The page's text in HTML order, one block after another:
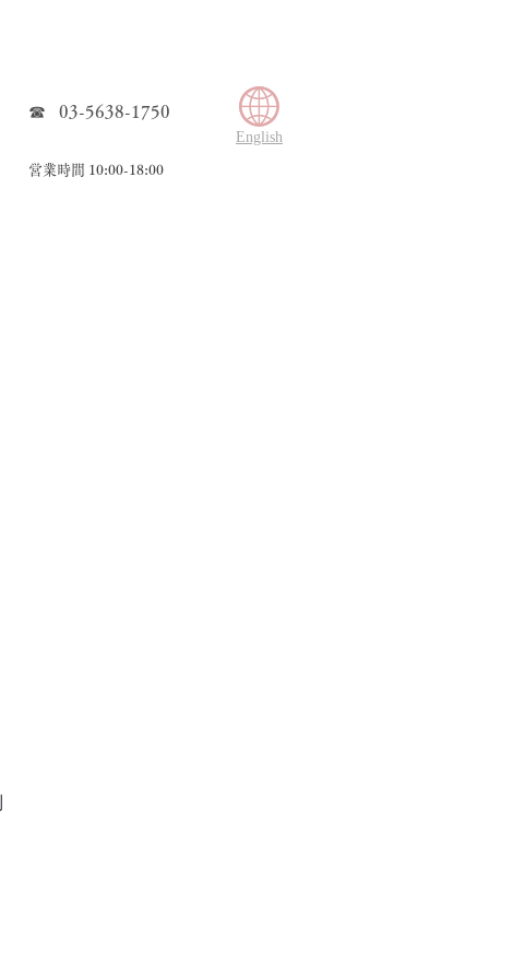
​☎ 03-5638-1750
​English
​営業時間 10:00-18:00